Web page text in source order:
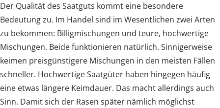
Der Qualität des Saatguts kommt eine besondere
Bedeutung zu. Im Handel sind im Wesentlichen zwei Arten
zu bekommen: Billigmischungen und teure, hochwertige
Mischungen. Beide funktionieren natürlich. Sinnigerweise
keimen preisgünstigere Mischungen in den meisten Fällen
schneller. Hochwertige Saatgüter haben hingegen häufig
eine etwas längere Keimdauer. Das macht allerdings auch
Sinn. Damit sich der Rasen später nämlich möglichst